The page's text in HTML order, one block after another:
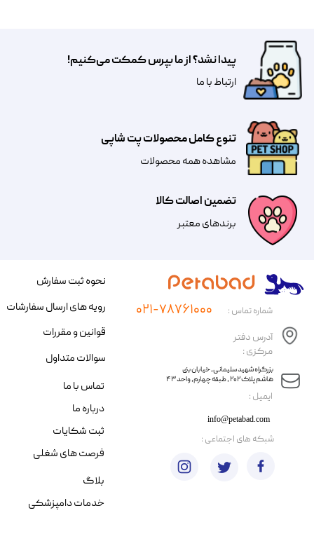
تضمین اصالت کالا
​​برندهای معتبر​​​​​​​
تنوع کامل محصولات پت شاپی
مشاهده همه محصولات
پیدا نشد؟ از ما بپرس کمکت می‌کنیم!
​​​ارتباط با ما
​ایمیل :
آدرس دفتر
مرکزی :
info@petabad.com
​​بزرگراه شهید سلیمانی، خیابان بنی
هاشم پلاک ۲۰۲ ، طبقه چهارم، واحد ۴۳
شماره تماس : ۰۲۱-۷۸۷۶۱۰۰۰
نحوه ثبت سفارش
رویه های ارسال سفارشات
قوانین و مقررات
سوالات متداول
تماس با ما
درباره ما
ثبت شکایات
فرصت های شغلی
​شبکه های اجتماعی :
بلاگ
خدمات دامپزشکی